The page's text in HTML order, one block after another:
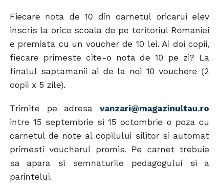
Fiecare nota de 10 din carnetul oricarui elev
inscris la orice scoala de pe teritoriul Romaniei
e premiata cu un voucher de 10 lei. Ai doi copii,
fiecare primeste cite-o nota de 10 pe zi? La
finalul saptamanii ai de la noi 10 vouchere (2
copii x 5 zile).
Trimite pe adresavanzari@magazinultau.ro
intre 15 septembrie si 15 octombrie o poza cu
carnetul de note al copilului silitor si automat
primesti voucherul promis. Pe carnet trebuie
sa apara si semnaturile pedagogului si a
parintelui.